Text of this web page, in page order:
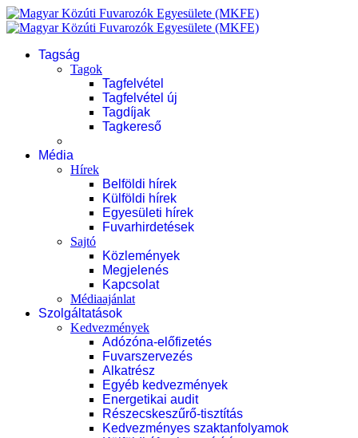
Tagság
Tagok
Tagfelvétel
Tagfelvétel új
Tagdíjak
Tagkereső
Média
Hírek
Belföldi hírek
Külföldi hírek
Egyesületi hírek
Fuvarhirdetések
Sajtó
Közlemények
Megjelenés
Kapcsolat
Médiaajánlat
Szolgáltatások
Kedvezmények
Adózóna-előfizetés
Fuvarszervezés
Alkatrész
Egyéb kedvezmények
Energetikai audit
Részecskeszűrő-tisztítás
Kedvezményes szaktanfolyamok